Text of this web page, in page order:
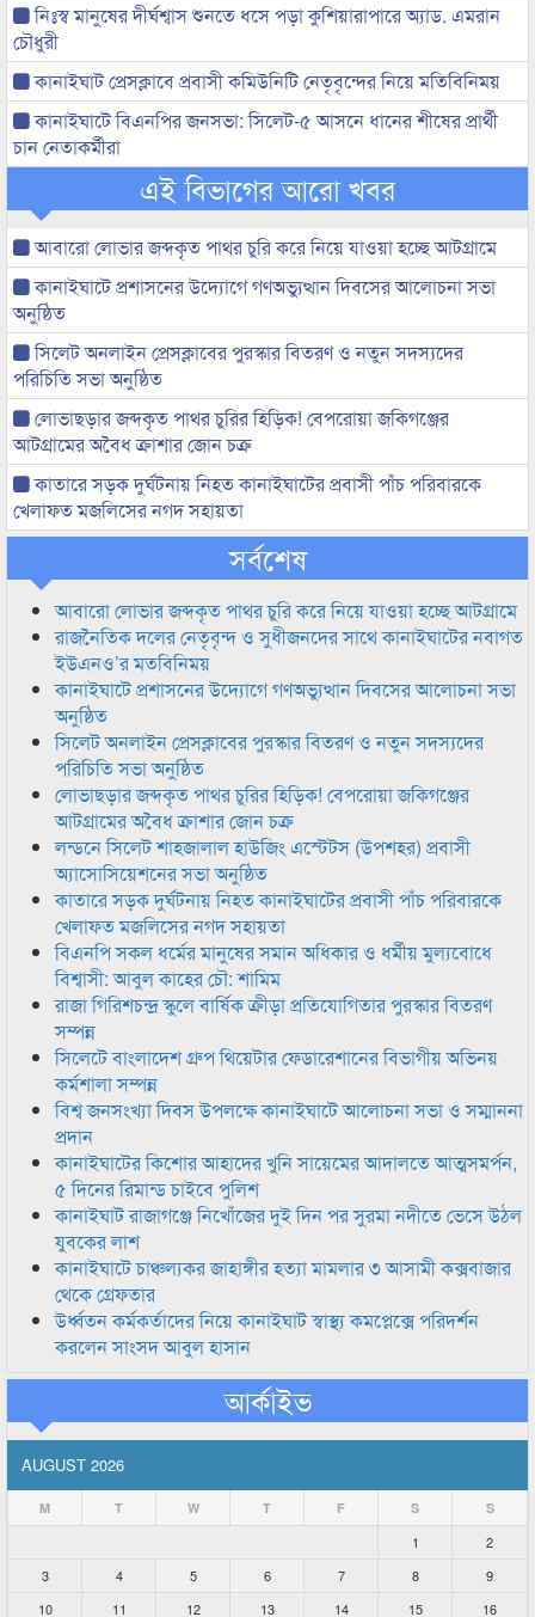
নিঃস্ব মানুষের দীর্ঘশ্বাস শুনতে ধসে পড়া কুশিয়ারাপারে অ্যাড. এমরান
চৌধুরী
কানাইঘাট প্রেসক্লাবে প্রবাসী কমিউনিটি নেতৃবৃন্দের নিয়ে মতিবিনিময়
কানাইঘাটে বিএনপির জনসভা: সিলেট-৫ আসনে ধানের শীষের প্রার্থী
চান নেতাকর্মীরা
এই বিভাগের আরো খবর
আবারো লোভার জব্দকৃত পাথর চুরি করে নিয়ে যাওয়া হচ্ছে আটগ্রামে
কানাইঘাটে প্রশাসনের উদ্যোগে গণঅভ্যুত্থান দিবসের আলোচনা সভা
অনুষ্ঠিত
সিলেট অনলাইন প্রেসক্লাবের পুরস্কার বিতরণ ও নতুন সদস্যদের
পরিচিতি সভা অনুষ্ঠিত
লোভাছড়ার জব্দকৃত পাথর চুরির হিড়িক! বেপরোয়া জকিগঞ্জের
আটগ্রামের অবৈধ ক্রাশার জোন চক্র
কাতারে সড়ক দুর্ঘটনায় নিহত কানাইঘাটের প্রবাসী পাঁচ পরিবারকে
খেলাফত মজলিসের নগদ সহায়তা
সর্বশেষ
আবারো লোভার জব্দকৃত পাথর চুরি করে নিয়ে যাওয়া হচ্ছে আটগ্রামে
রাজনৈতিক দলের নেতৃবৃন্দ ও সুধীজনদের সাথে কানাইঘাটের নবাগত
ইউএনও’র মতবিনিময়
কানাইঘাটে প্রশাসনের উদ্যোগে গণঅভ্যুত্থান দিবসের আলোচনা সভা
অনুষ্ঠিত
সিলেট অনলাইন প্রেসক্লাবের পুরস্কার বিতরণ ও নতুন সদস্যদের
পরিচিতি সভা অনুষ্ঠিত
লোভাছড়ার জব্দকৃত পাথর চুরির হিড়িক! বেপরোয়া জকিগঞ্জের
আটগ্রামের অবৈধ ক্রাশার জোন চক্র
লন্ডনে সিলেট শাহজালাল হাউজিং এস্টেটস (উপশহর) প্রবাসী
অ্যাসোসিয়েশনের সভা অনুষ্ঠিত
কাতারে সড়ক দুর্ঘটনায় নিহত কানাইঘাটের প্রবাসী পাঁচ পরিবারকে
খেলাফত মজলিসের নগদ সহায়তা
বিএনপি সকল ধর্মের মানুষের সমান অধিকার ও ধর্মীয় মুল্যবোধে
বিশ্বাসী: আবুল কাহের চৌ: শামিম
রাজা গিরিশচন্দ্র স্কুলে বার্ষিক ক্রীড়া প্রতিযোগিতার পুরস্কার বিতরণ
সম্পন্ন
সিলেটে বাংলাদেশ গ্রুপ থিয়েটার ফেডারেশানের বিভাগীয় অভিনয়
কর্মশালা সম্পন্ন
বিশ্ব জনসংখ্যা দিবস উপলক্ষে কানাইঘাটে আলোচনা সভা ও সম্মাননা
প্রদান
কানাইঘাটের কিশোর আহাদের খুনি সায়েমের আদালতে আত্মসমর্পন,
৫ দিনের রিমান্ড চাইবে পুলিশ
কানাইঘাট রাজাগঞ্জে নিখোঁজের দুই দিন পর সুরমা নদীতে ভেসে উঠল
যুবকের লাশ
কানাইঘাটে চাঞ্চল্যকর জাহাঙ্গীর হত্যা মামলার ৩ আসামী কক্সবাজার
থেকে গ্রেফতার
উর্ধ্বতন কর্মকর্তাদের নিয়ে কানাইঘাট স্বাস্থ্য কমপ্লেক্সে পরিদর্শন
করলেন সাংসদ আবুল হাসান
আর্কাইভ
AUGUST 2026
M T W T F S S
1
2
3
4 5 6 7 8
9
10
11 12 13 14 15 16